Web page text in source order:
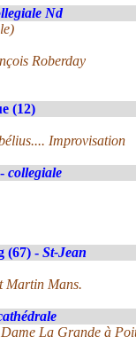
Nd
Roberday
(12)
Improvisation
collegiale
(67) - St-Jean
Martin Mans.
La Grande à